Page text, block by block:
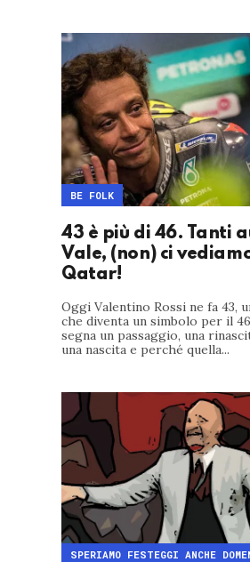
43 è più di 46. Tanti
Vale, (non) ci
Qatar!
Oggi Valentino Rossi ne fa 43,
che diventa un simbolo per il
segna un passaggio, una
una nascita e perché quella...
BE FOLK
SPERIAMO FESTEGGI ANCHE